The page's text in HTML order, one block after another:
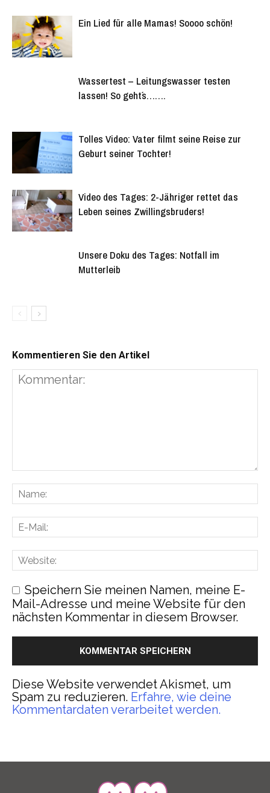
Ein Lied für alle Mamas! Soooo schön!
Wassertest – Leitungswasser testen
lassen! So geht´s…….
Tolles Video: Vater filmt seine Reise zur
Geburt seiner Tochter!
Video des Tages: 2-Jähriger rettet das
Leben seines Zwillingsbruders!
Unsere Doku des Tages: Notfall im
Mutterleib
Kommentieren Sie den Artikel
Speichern Sie meinen Namen, meine E-
Mail-Adresse und meine Website für den
nächsten Kommentar in diesem Browser.
Diese Website verwendet Akismet, um
Spam zu reduzieren. Erfahre, wie deine
Kommentardaten verarbeitet werden.